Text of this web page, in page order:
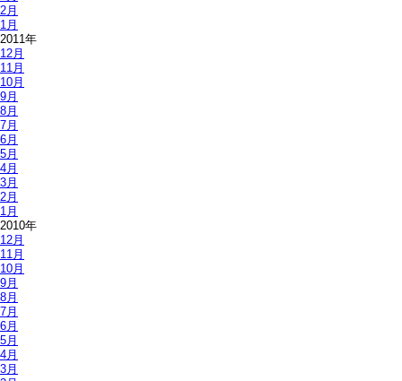
2月
1月
2011年
12月
11月
10月
9月
8月
7月
6月
5月
4月
3月
2月
1月
2010年
12月
11月
10月
9月
8月
7月
6月
5月
4月
3月